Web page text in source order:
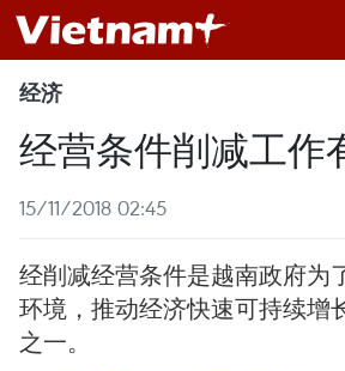
经济
经营条件削减工作
15/11/2018 02:45
经削减经营条件是越南政府为
环境，推动经济快速可持续增
之一。